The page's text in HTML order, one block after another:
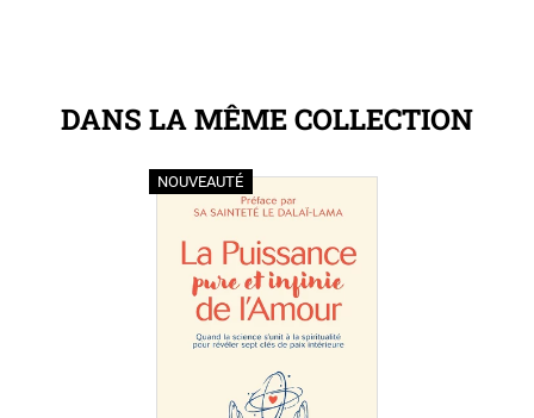
DANS LA MÊME COLLECTION
NOUVEAUTÉ